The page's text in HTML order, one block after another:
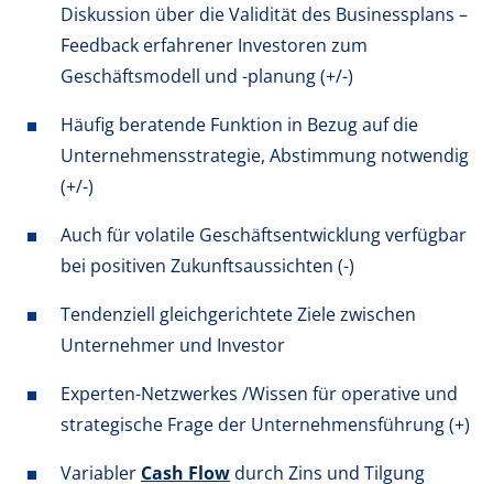
Diskussion über die Validität des Businessplans –
Feedback erfahrener Investoren zum
Geschäftsmodell und -planung (+/-)
Häufig beratende Funktion in Bezug auf die
Unternehmensstrategie, Abstimmung notwendig
(+/-)
Auch für volatile Geschäftsentwicklung verfügbar
bei positiven Zukunftsaussichten (-)
Tendenziell gleichgerichtete Ziele zwischen
Unternehmer und Investor
Experten-Netzwerkes /Wissen für operative und
strategische Frage der Unternehmensführung (+)
Variabler Cash Flowdurch Zins und Tilgung